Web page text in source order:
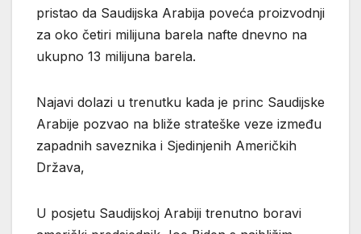
pristao da Saudijska Arabija poveća proizvodnji
za oko četiri milijuna barela nafte dnevno na
ukupno 13 milijuna barela.
Najavi dolazi u trenutku kada je princ Saudijske
Arabije pozvao na bliže strateške veze između
zapadnih saveznika i Sjedinjenih Američkih
Država,
U posjetu Saudijskoj Arabiji trenutno boravi